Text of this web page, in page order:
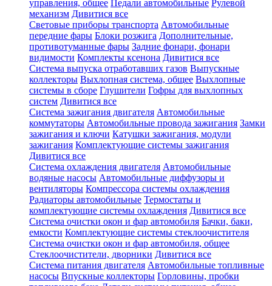
управления, общее Педали автомобильные Рулевой
механизм Дивитися все
Световые приборы транспорта Автомобильные
передние фары Блоки розжига Дополнительные,
противотуманные фары Задние фонари, фонари
видимости Комплекты ксенона Дивитися все
Система выпуска отработавших газов Выпускные
коллекторы Выхлопная система, общее Выхлопные
системы в сборе Глушители Гофры для выхлопных
систем Дивитися все
Система зажигания двигателя Автомобильные
коммутаторы Автомобильные провода зажигания Замки
зажигания и ключи Катушки зажигания, модули
зажигания Комплектующие системы зажигания
Дивитися все
Система охлаждения двигателя Автомобильные
водяные насосы Автомобильные диффузоры и
вентиляторы Компрессора системы охлаждения
Радиаторы автомобильные Термостаты и
комплектующие системы охлаждения Дивитися все
Система очистки окон и фар автомобиля Бачки, баки,
емкости Комплектующие системы стеклоочистителя
Система очистки окон и фар автомобиля, общее
Стеклоочистители, дворники Дивитися все
Система питания двигателя Автомобильные топливные
насосы Впускные коллекторы Горловины, пробки